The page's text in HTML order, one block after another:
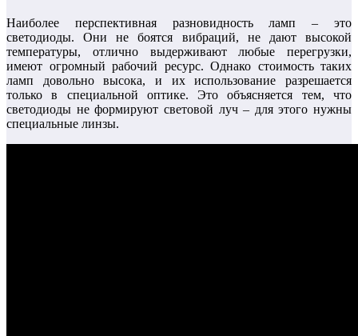
Наиболее перспективная разновидность ламп – это
светодиоды. Они не боятся вибраций, не дают высокой
температуры, отлично выдерживают любые перегрузки,
имеют огромный рабочий ресурс. Однако стоимость таких
ламп довольно высока, и их использование разрешается
только в специальной оптике. Это объясняется тем, что
светодиоды не формируют световой луч – для этого нужны
специальные линзы.